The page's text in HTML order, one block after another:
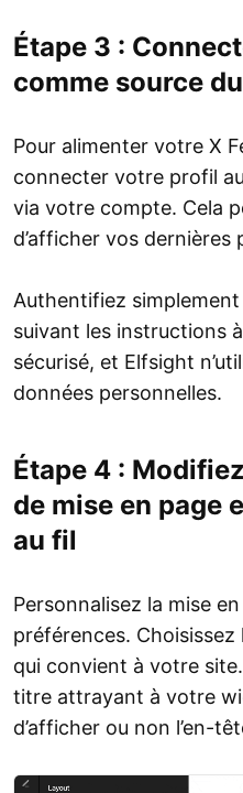
Étape 3 :
comme source
Pour alimenter votre X
connecter votre profil
via votre compte. Cela
d’afficher vos dernières
Authentifiez
suivant les instructions
sécurisé, et Elfsight
données personnelles.
Étape 4 :
de mise en page
au fil
Personnalisez la mise
préférences. Choisissez
qui convient à votre
titre attrayant à votre
d’afficher ou non l’en-